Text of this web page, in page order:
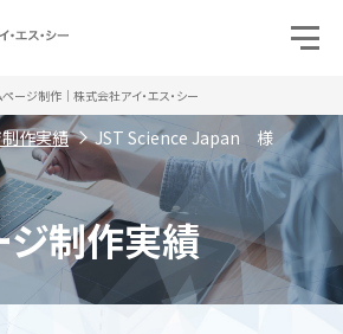
ージ制作｜株式会社アイ・エス・シー
作実績 JST Science Japan 様
ジ制作実績